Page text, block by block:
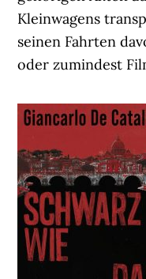
Kleinwagens
seinen Fahrten
oder zumindest